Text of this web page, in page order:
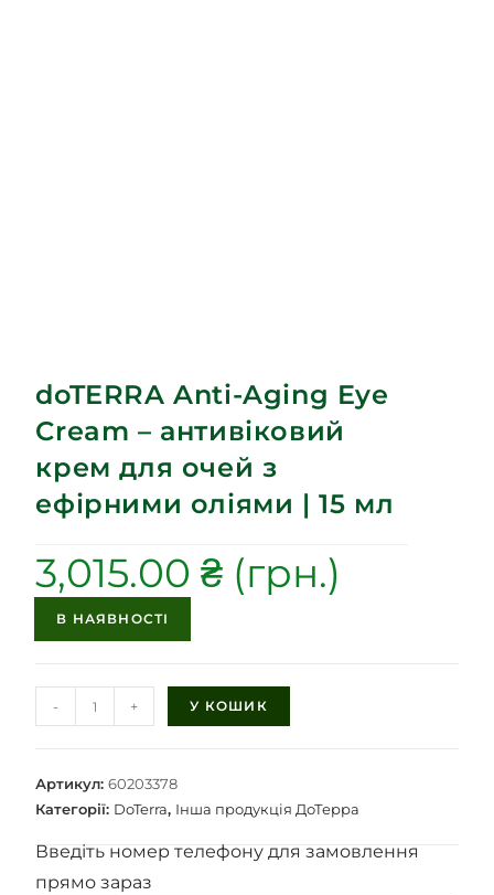
doTERRA Anti-Aging Eye
Cream – антивіковий
крем для очей з
ефірними оліями | 15 мл
3,015.00₴
В НАЯВНОСТІ
- + У КОШИК
Артикул:60203378
Категорії: DoTerra, Інша продукція ДоТерра
Введіть номер телефону для замовлення
прямо зараз